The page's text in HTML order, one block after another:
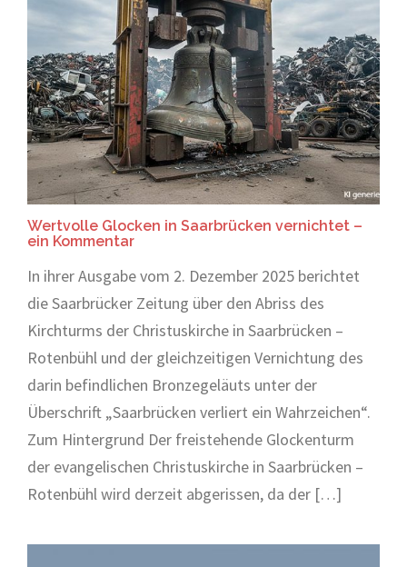
Wertvolle Glocken in Saarbrücken vernichtet –
ein Kommentar
In ihrer Ausgabe vom 2. Dezember 2025 berichtet
die Saarbrücker Zeitung über den Abriss des
Kirchturms der Christuskirche in Saarbrücken –
Rotenbühl und der gleichzeitigen Vernichtung des
darin befindlichen Bronzegeläuts unter der
Überschrift „Saarbrücken verliert ein Wahrzeichen“.
Zum Hintergrund Der freistehende Glockenturm
der evangelischen Christuskirche in Saarbrücken –
Rotenbühl wird derzeit abgerissen, da der […]